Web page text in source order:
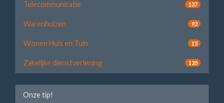
Telecommunicatie 137
Warenhuizen 92
Wonen Huis en Tuin 15
Zakelijke dienstverlening 120
Onze tip!